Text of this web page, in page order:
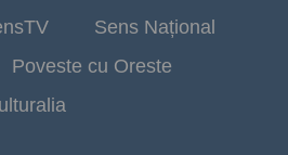
Sens Național
Poveste cu Oreste